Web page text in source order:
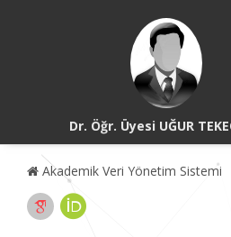
Dr. Öğr. Üyesi UĞUR
Akademik Veri Yönetim Sistemi